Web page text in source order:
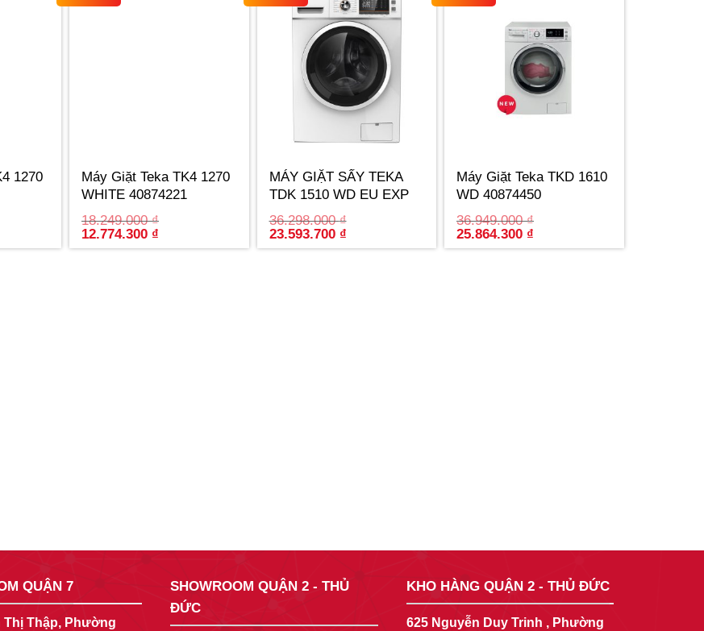
1270
Máy Giặt Teka TK4 1270
WHITE 40874221
18.249.000₫
Original
price
12.774.300 ₫
price
MÁY GIẶT SẤY TEKA
TDK 1510 WD EU EXP
113960008 THỔ NHĨ KỲ
36.298.000₫
Original
price
23.593.700 ₫Current
price
Máy Giặt Teka TKD 1610
WD 40874450
36.949.000₫
Original
price
25.864.300 ₫
price
QUẬN 7
Thị Thập, Phường
SHOWROOM QUẬN 2 - THỦ
ĐỨC
KHO HÀNG QUẬN 2 - THỦ ĐỨC
625 Nguyễn Duy Trinh , Phường